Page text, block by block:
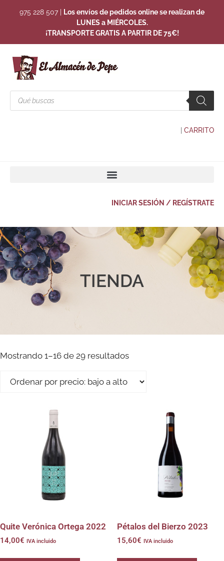
975 228 507
Los envíos de pedidos online se realizan de
LUNES a MIÉRCOLES.
¡TRANSPORTE GRATIS A PARTIR DE 75€!
CARRITO
INICIAR SESIÓN / REGÍSTRATE
TIENDA
Mostrando 1–16 de 29 resultados
Quite Verónica Ortega 2022
14,00€ IVA incluido
Pétalos del Bierzo 2023
15,60€ IVA incluido